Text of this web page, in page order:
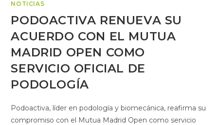
NOTICIAS
PODOACTIVA RENUEVA SU
ACUERDO CON EL MUTUA
MADRID OPEN COMO
SERVICIO OFICIAL DE
PODOLOGÍA
Podoactiva, líder en podología y biomecánica, reafirma su
compromiso con el Mutua Madrid Open como servicio